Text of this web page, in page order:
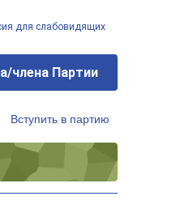
для слабовидящих
члена Партии
Вступить в партию